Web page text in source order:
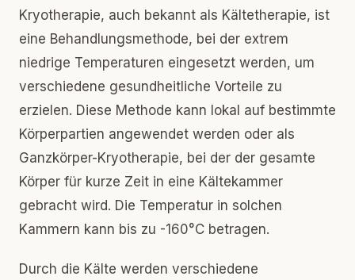
Kryotherapie, auch bekannt als Kältetherapie, ist
eine Behandlungsmethode, bei der extrem
niedrige Temperaturen eingesetzt werden, um
verschiedene gesundheitliche Vorteile zu
erzielen. Diese Methode kann lokal auf bestimmte
Körperpartien angewendet werden oder als
Ganzkörper-Kryotherapie, bei der der gesamte
Körper für kurze Zeit in eine Kältekammer
gebracht wird. Die Temperatur in solchen
Kammern kann bis zu -160°C betragen.
Durch die Kälte werden verschiedene